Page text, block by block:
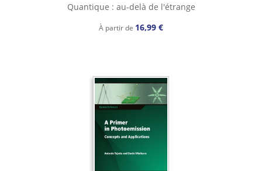
Quantique : au-delà de l'étrange
À partir de 16,99 €